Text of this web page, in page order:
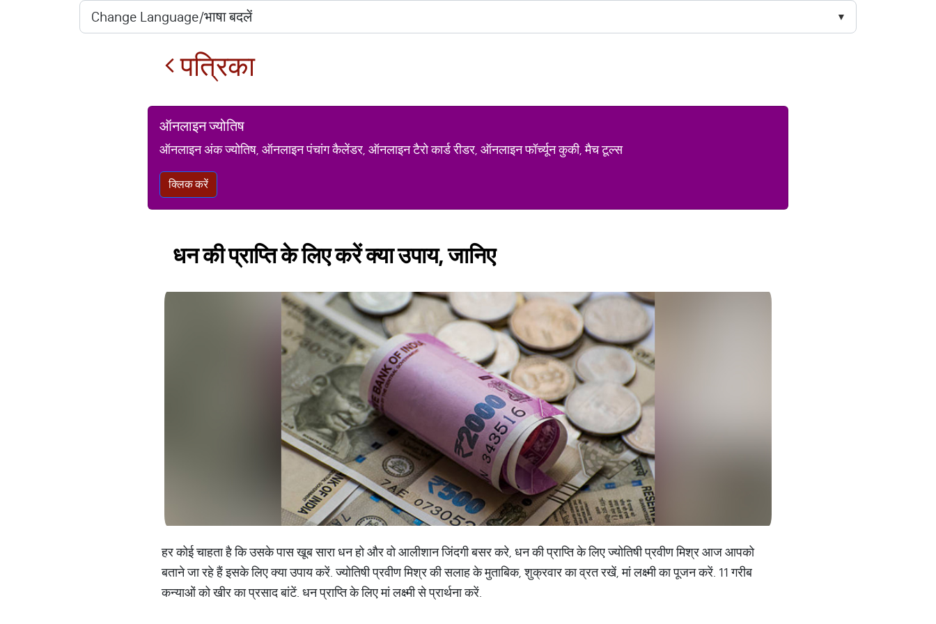
पत्रिका
ऑनलाइन ज्योतिष
ऑनलाइन अंक ज्योतिष, ऑनलाइन पंचांग कैलेंडर, ऑनलाइन टैरो कार्ड रीडर, ऑनलाइन फॉर्च्यून कुकी, मैच टूल्स
क्लिक करें
धन की प्राप्ति के ल‍िए करें क्या उपाय, जान‍िए
हर कोई चाहता है कि उसके पास खूब सारा धन हो और वो आलीशान जिंदगी बसर करे, धन की प्राप्ति के लिए ज्योत‍िषी प्रवीण म‍िश्र आज आपको
बताने जा रहे हैं इसके ल‍िए क्या उपाय करें. ज्योत‍िषी प्रवीण म‍िश्र की सलाह के मुताब‍िक, शुक्रवार का व्रत रखें, मां लक्ष्मी का पूजन करें. 11 गरीब
कन्याओं को खीर का प्रसाद बांटें. धन प्राप्ति के लिए मां लक्ष्मी से प्रार्थना करें.